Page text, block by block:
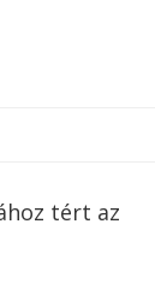
tért az